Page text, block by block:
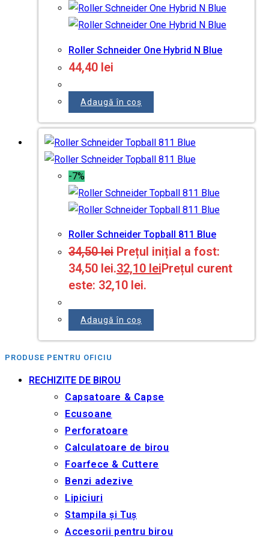
Roller Schneider One Hybrid N Blue
44,40 lei
Adaugă în coș
-7%
Roller Schneider Topball 811 Blue
34,50lei Prețul inițial a fost:
34,50 lei.32,10 leiPrețul curent
este: 32,10 lei.
Adaugă în coș
PRODUSE PENTRU OFICIU
RECHIZITE DE BIROU
Capsatoare & Capse
Ecusoane
Perforatoare
Calculatoare de birou
Foarfece & Cuttere
Benzi adezive
Lipiciuri
Stampila și Tuș
Accesorii pentru birou